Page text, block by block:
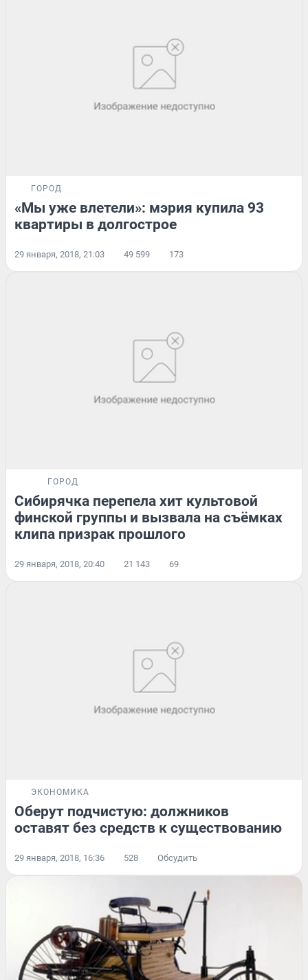
ГОРОД
«Мы уже влетели»: мэрия купила 93
квартиры в долгострое
29 января, 2018, 21:03 49 599 173
ГОРОД
Сибирячка перепела хит культовой
финской группы и вызвала на съёмках
клипа призрак прошлого
29 января, 2018, 20:40 21 143 69
ЭКОНОМИКА
Оберут подчистую: должников
оставят без средств к существованию
29 января, 2018, 16:36 528 Обсудить